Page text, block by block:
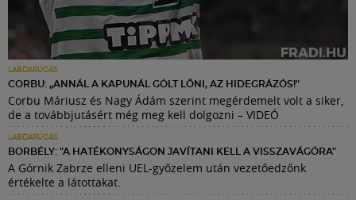
LABDARÚGÁS
CORBU: „ANNÁL A KAPUNÁL GÓLT LŐNI, AZ HIDEGRÁZÓS!"
Corbu Máriusz és Nagy Ádám szerint megérdemelt volt a siker,
de a továbbjutásért még meg kell dolgozni – VIDEÓ
LABDARÚGÁS
BORBÉLY: "A HATÉKONYSÁGON JAVÍTANI KELL A VISSZAVÁGÓRA"
A Górnik Zabrze elleni UEL-győzelem után vezetőedzőnk
értékelte a látottakat.